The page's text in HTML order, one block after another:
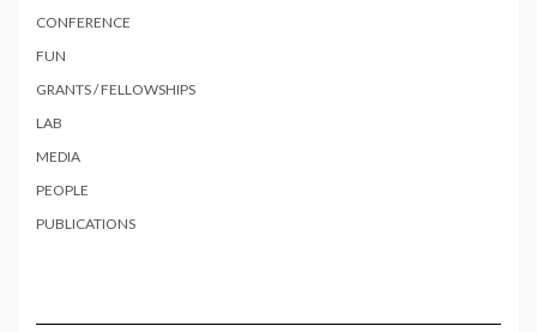
CONFERENCE
FUN
GRANTS / FELLOWSHIPS
LAB
MEDIA
PEOPLE
PUBLICATIONS